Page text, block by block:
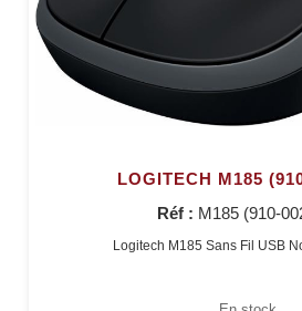
LOGITECH M185
Réf : M185 (910-
Logitech M185 Sans Fil USB